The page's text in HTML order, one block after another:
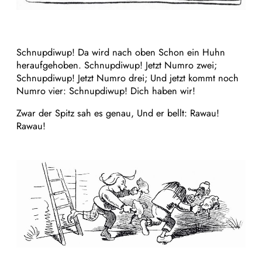
Schnupdiwup! Da wird nach oben Schon ein Huhn
heraufgehoben. Schnupdiwup! Jetzt Numro zwei;
Schnupdiwup! Jetzt Numro drei; Und jetzt kommt noch
Numro vier: Schnupdiwup! Dich haben wir!
Zwar der Spitz sah es genau, Und er bellt: Rawau!
Rawau!